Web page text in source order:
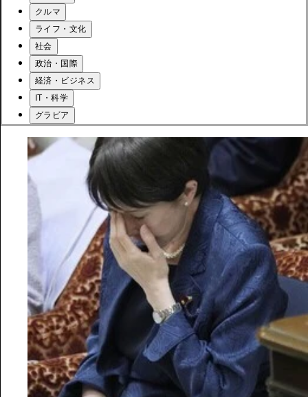
クルマ
ライフ・文化
社会
政治・国際
経済・ビジネス
IT・科学
グラビア